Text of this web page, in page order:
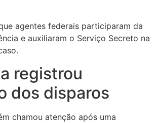
agentes federais participaram da
e auxiliaram o Serviço Secreto na
registrou
dos disparos
chamou atenção após uma